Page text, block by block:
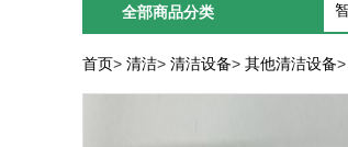
全部商品分类
首页> 清洁> 清洁设备> 其他清洁设备>